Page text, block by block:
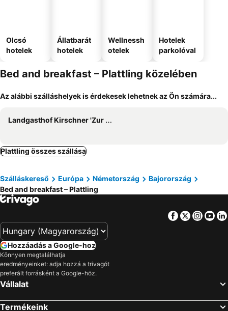
Olcsó
hotelek
Állatbarát
hotelek
Wellnessh
otelek
Hotelek
parkolóval
Bed and breakfast – Plattling közelében
Az alábbi szálláshelyek is érdekesek lehetnek az Ön számára...
Landgasthof Kirschner 'Zur Linde'
Plattling összes szállása
Szálláskereső Európa Németország
Bajorország
Bed and breakfast – Plattling
Facebook
Twitter
Hozzáadás a Google-hoz
Könnyen megtalálhatja
eredményeinket: adja hozzá a trivagót
preferált forrásként a Google-höz.
Vállalat
Termékeink